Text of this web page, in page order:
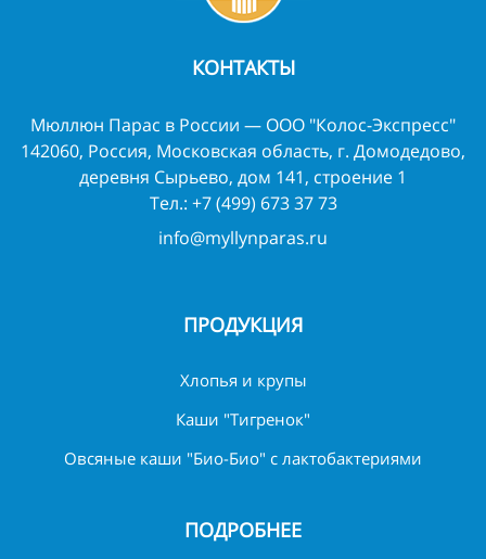
КОНТАКТЫ
Мюллюн Парас в России — ООО "Колос-Экспресс"
142060, Россия, Московская область, г. Домодедово,
деревня Сырьево, дом 141, строение 1
Тел.: +7 (499) 673 37 73
info@myllynparas.ru
ПРОДУКЦИЯ
Хлопья и крупы
Каши "Тигренок"
Овсяные каши "Био-Био" с лактобактериями
ПОДРОБНЕЕ